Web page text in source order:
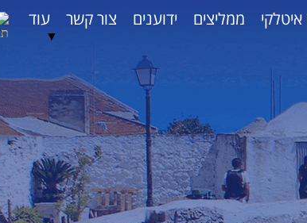
איטלקי ממליצים ידוענים צור קשר עוד
▼